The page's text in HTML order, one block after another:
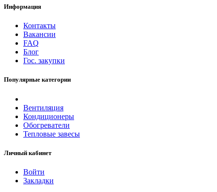
Информация
Контакты
Вакансии
FAQ
Блог
Гос. закупки
Популярные категории
Вентиляция
Кондиционеры
Обогреватели
Тепловые завесы
Личный кабинет
Войти
Закладки